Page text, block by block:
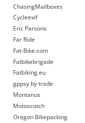
ChasingMailboxes
Cycleexif
Eric Parsons
Far Ride
Fat-Bike.com
Fatbikebrigade
Fatbiking.eu
gppsy by trade
Montanus
Motoscotch
Oregon Bikepacking